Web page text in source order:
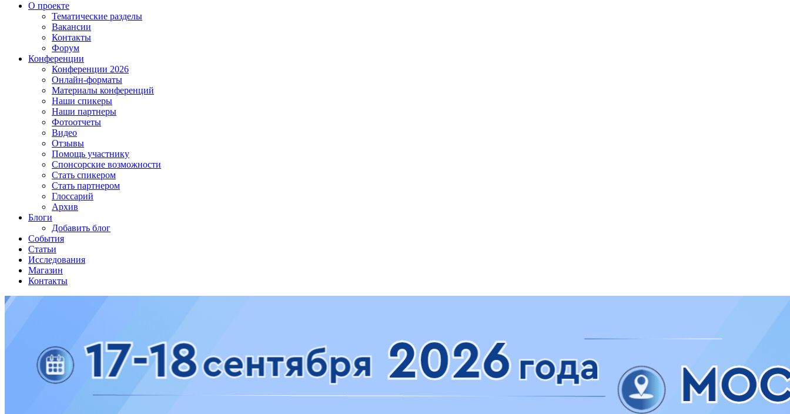
О проекте
Тематические разделы
Вакансии
Контакты
Форум
Конференции
Конференции 2026
Онлайн-форматы
Материалы конференций
Наши спикеры
Наши партнеры
Фотоотчеты
Видео
Отзывы
Помощь участнику
Спонсорские возможности
Стать спикером
Стать партнером
Глоссарий
Архив
Блоги
Добавить блог
События
Статьи
Исследования
Магазин
Контакты